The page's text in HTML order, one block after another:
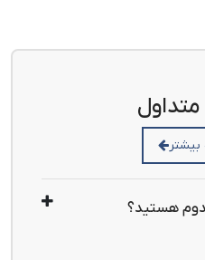
کدوم هستید؟